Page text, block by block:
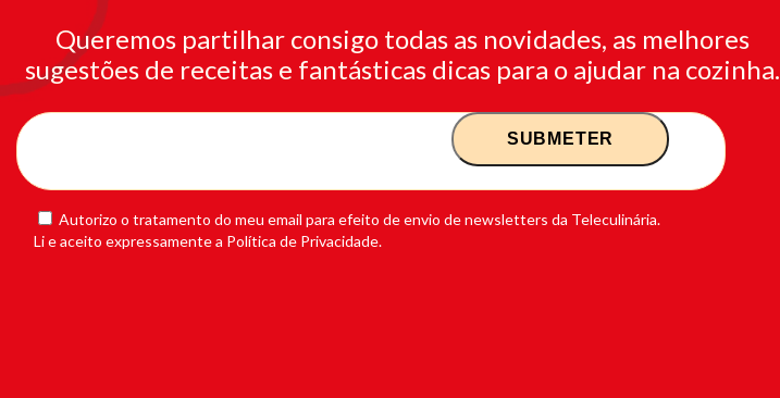
Queremos partilhar consigo todas as novidades, as melhores
sugestões de receitas e fantásticas dicas para o ajudar na cozinha.
Autorizo o tratamento do meu email para efeito de envio de newsletters da Teleculinária.
Li e aceito expressamente a Política de Privacidade.